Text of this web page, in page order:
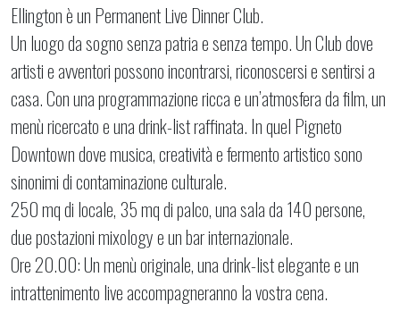
Ellington è un Permanent Live Dinner Club.
Un luogo da sogno senza patria e senza tempo. Un Club dove
artisti e avventori possono incontrarsi, riconoscersi e sentirsi a
casa. Con una programmazione ricca e un’atmosfera da film, un
menù ricercato e una drink-list raffinata. In quel Pigneto
Downtown dove musica, creatività e fermento artistico sono
sinonimi di contaminazione culturale.
250 mq di locale, 35 mq di palco, una sala da 140 persone,
due postazioni mixology e un bar internazionale.
Ore 20.00: Un menù originale, una drink-list elegante e un
intrattenimento live accompagneranno la vostra cena.